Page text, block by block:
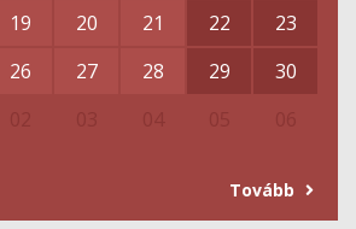
19 20 21 22
23
26 27 28 29
30
Tovább